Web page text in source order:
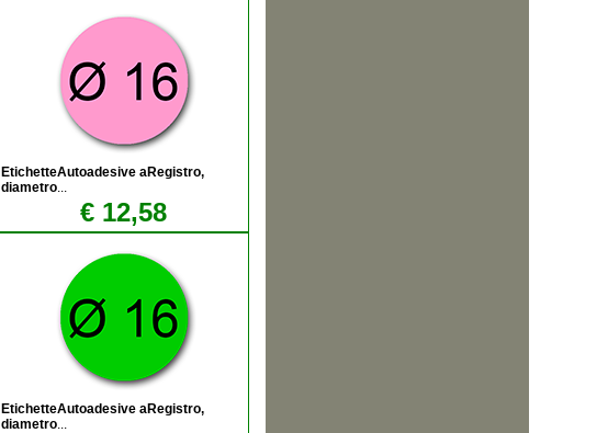
EtichetteAutoadesive aRegistro,
diametro...
€ 12,58
EtichetteAutoadesive aRegistro,
diametro...